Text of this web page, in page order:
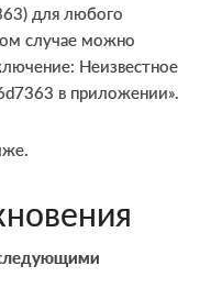
для любого
случае можно
Неизвестное
в приложении».